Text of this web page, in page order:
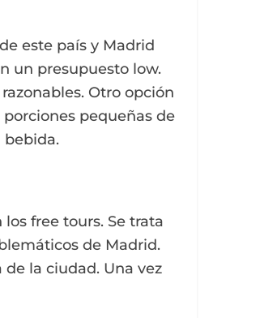
este país y Madrid
un presupuesto low.
Otro opción
pequeñas de
bebida.
free tours. Se trata
de Madrid.
la ciudad. Una vez